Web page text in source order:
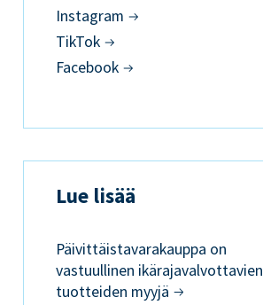
Instagram
TikTok
Facebook
Lue lisää
Päivittäistavarakauppa on
vastuullinen ikärajavalvottavien
tuotteiden myyjä